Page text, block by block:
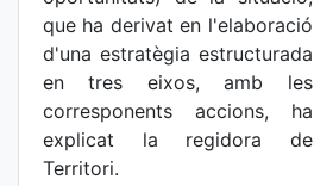
que ha derivat en l'elaboració
d'una estratègia estructurada
en tres eixos, amb les
corresponents accions, ha
explicat la regidora de
Territori.